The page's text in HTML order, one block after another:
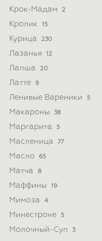
Крок-Мадам 2
Кролик 15
Курица 230
Лазанья 12
Лапша 20
Латте 9
Ленивые Вареники 5
Макароны 38
Маргарита 5
Масленица 77
Масло 65
Матча 8
Маффины 19
Мимоза 4
Минестроне 5
Молочный-Суп 3